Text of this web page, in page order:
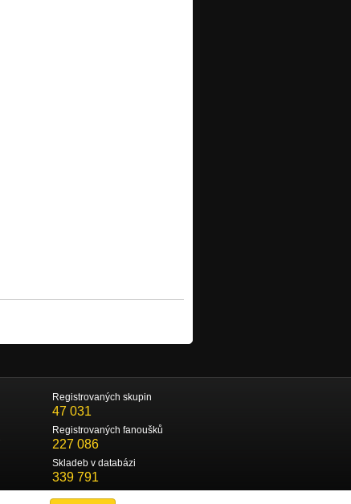
Registrovaných skupin
47 031
Registrovaných fanoušků
227 086
Skladeb v databázi
339 791